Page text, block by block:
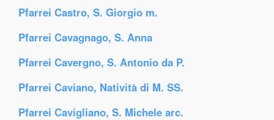
Pfarrei Castro, S. Giorgio m.
Pfarrei Cavagnago, S. Anna
Pfarrei Cavergno, S. Antonio da P.
Pfarrei Caviano, Natività di M. SS.
Pfarrei Cavigliano, S. Michele arc.